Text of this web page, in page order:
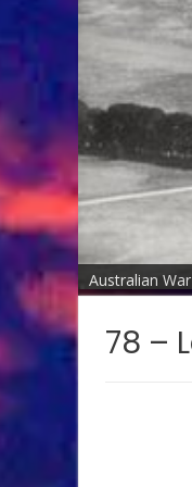
Australian
78 –